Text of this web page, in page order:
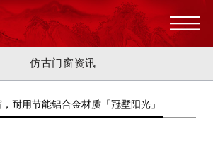
仿古门窗资讯
耐用节能铝合金材质「冠墅阳光」